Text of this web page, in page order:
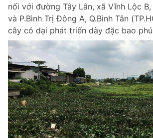
nối với đường Tây Lân, xã Vĩnh Lộc B,
và P.Bình Trị Đông A, Q.Bình Tân
cây cỏ dại phát triển dày đặc bao